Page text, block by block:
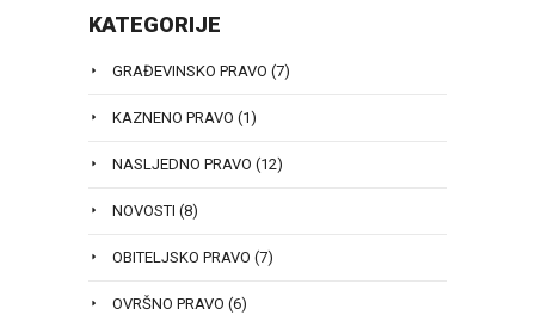
KATEGORIJE
GRAĐEVINSKO PRAVO (7)
KAZNENO PRAVO (1)
NASLJEDNO PRAVO (12)
NOVOSTI (8)
OBITELJSKO PRAVO (7)
OVRŠNO PRAVO (6)